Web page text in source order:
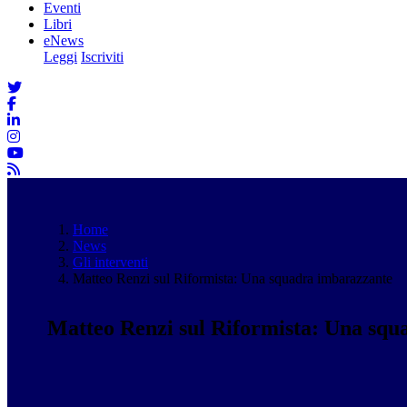
Eventi
Libri
eNews
Leggi Iscriviti
Home
News
Gli interventi
Matteo Renzi sul Riformista: Una squadra imbarazzante
Matteo Renzi sul Riformista: Una